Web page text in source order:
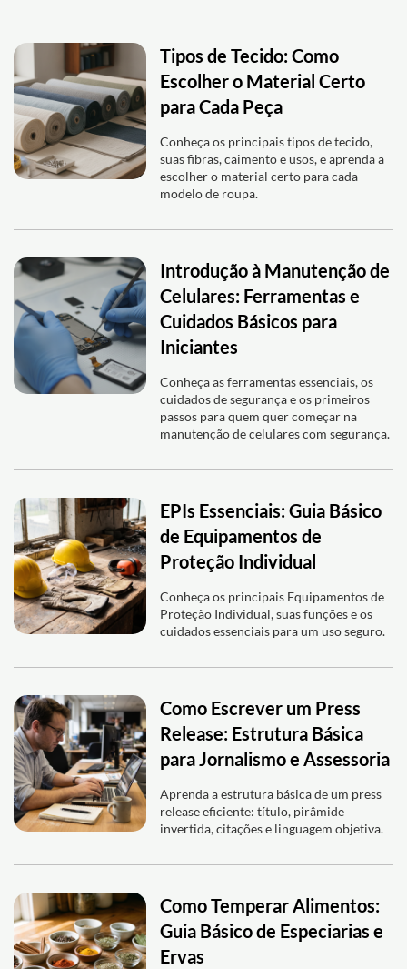
Tipos de Tecido: Como
Escolher o Material Certo
para Cada Peça
Conheça os principais tipos de tecido,
suas fibras, caimento e usos, e aprenda a
escolher o material certo para cada
modelo de roupa.
Introdução à Manutenção de
Celulares: Ferramentas e
Cuidados Básicos para
Iniciantes
Conheça as ferramentas essenciais, os
cuidados de segurança e os primeiros
passos para quem quer começar na
manutenção de celulares com segurança.
EPIs Essenciais: Guia Básico
de Equipamentos de
Proteção Individual
Conheça os principais Equipamentos de
Proteção Individual, suas funções e os
cuidados essenciais para um uso seguro.
Como Escrever um Press
Release: Estrutura Básica
para Jornalismo e Assessoria
Aprenda a estrutura básica de um press
release eficiente: título, pirâmide
invertida, citações e linguagem objetiva.
Como Temperar Alimentos:
Guia Básico de Especiarias e
Ervas